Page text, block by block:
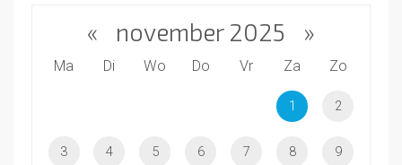
« november 2025 »
Ma Di Wo Do Vr Za Zo
1 2
3 4 5 6 7 8 9